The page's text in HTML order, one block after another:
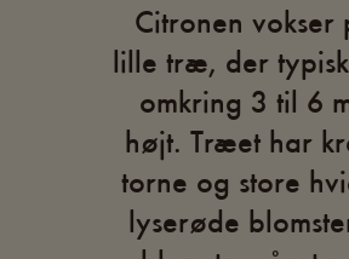
Citronen vokser
lille træ, der
omkring 3 til 6
højt. Træet har
torne og store
lyserøde